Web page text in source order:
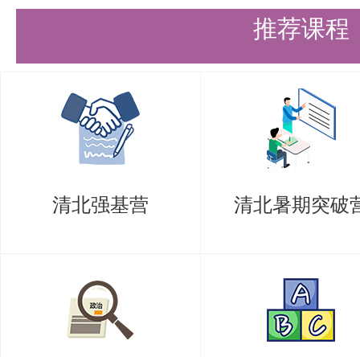
《控制工程基础》（第4版）习
适用人群与定位
这本书主要是配合董景新、赵长
础(第4版)》教材（该教材被列为
科国家级规划教材）而编写的，
考，也可供相关科研和工程技术
清华精密仪器系电子信息专业的
推荐课程
清北强基营 清北暑期突破